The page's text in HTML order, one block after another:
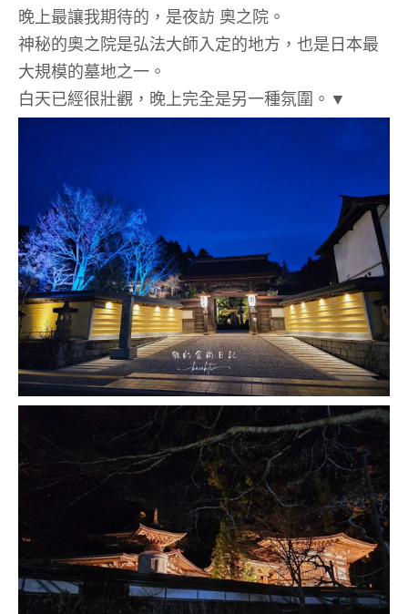
晚上最讓我期待的，是夜訪 奧之院 。
神秘的奧之院是弘法大師入定的地方，也是日本最
大規模的墓地之一。
白天已經很壯觀，晚上完全是另一種氛圍。▼